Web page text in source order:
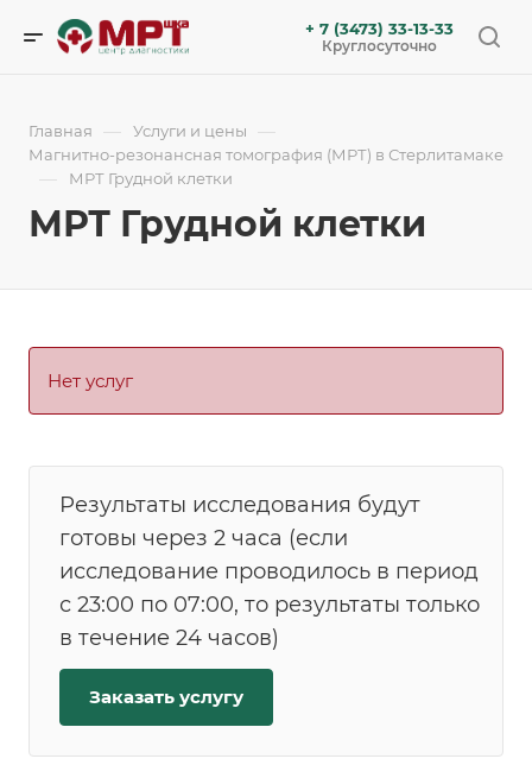
+ 7 (3473) 33-13-33
Круглосуточно
Главная — Услуги и цены —
Магнитно-резонансная томография (МРТ) в Стерлитамаке
— МРТ Грудной клетки
МРТ Грудной клетки
Нет услуг
Результаты исследования будут
готовы через 2 часа (если
исследование проводилось в период
с 23:00 по 07:00, то результаты только
в течение 24 часов)
Заказать услугу